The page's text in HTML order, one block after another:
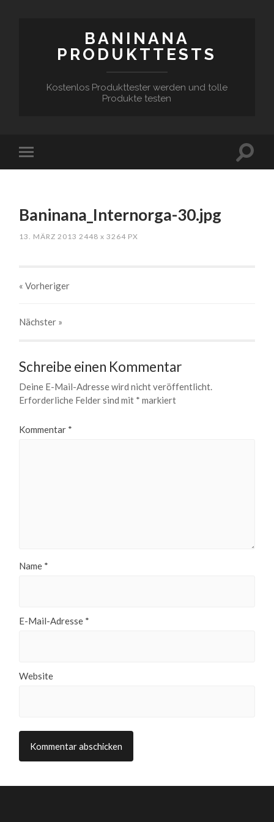
BANINANA
PRODUKTTESTS
Kostenlos Produkttester werden und tolle
Produkte testen
Baninana_Internorga-30.jpg
13. MÄRZ 2013 2448x 3264 PX
« Vorheriger
Nächster »
Schreibe einen Kommentar
Deine E-Mail-Adresse wird nicht veröffentlicht.
Erforderliche Felder sind mit * markiert
Kommentar *
Name *
E-Mail-Adresse *
Website